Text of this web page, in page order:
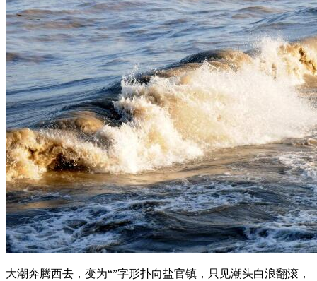
大潮奔腾西去，变为“”字形扑向盐官镇，只见潮头白浪翻滚，